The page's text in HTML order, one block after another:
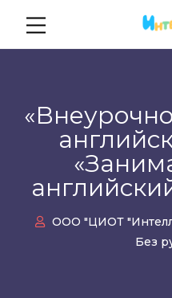
ООО "ЦИОТ
Без